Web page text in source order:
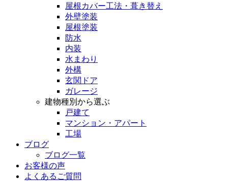
屋根カバー工法・葺き替え
外壁塗装
屋根塗装
防水
内装
水まわり
外構
玄関ドア
ガレージ
建物種別から選ぶ
戸建て
マンション・アパート
工場
ブログ
ブログ一覧
お客様の声
よくあるご質問